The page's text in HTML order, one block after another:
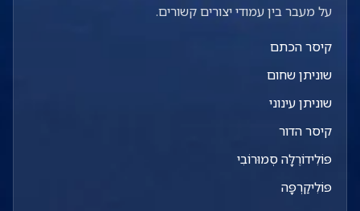
על מעבר בין עמודי יצורים קשורים.
קיסר הכתם
שוניתן שחום
שוניתן עינוני
קיסר הדור
פּוֹלִידוֹרֶלָּה סְמוּרוֹבִי
פּוֹלִיקַרְפָּה